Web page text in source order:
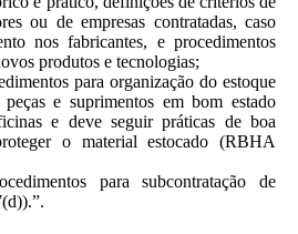
ou de empresas contratadas, caso
nos fabricantes, e procedimentos
produtos e tecnologias;
para organização do estoque
e suprimentos em bom estado
e deve seguir práticas de boa
o material estocado (RBHA
para subcontratação de